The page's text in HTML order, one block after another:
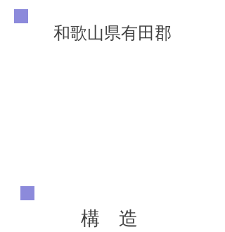
和歌山県有田郡
構 造